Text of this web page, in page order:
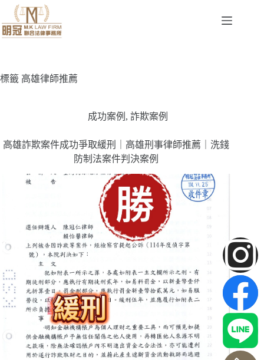
標籤 高雄律師推薦
成功案例 ,詐欺案例
高雄詐欺案件成功爭取緩刑｜高雄刑事律師推薦｜洗錢
防制法案件判決案例